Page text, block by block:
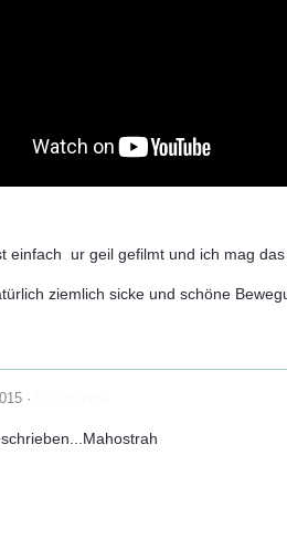
einfach ur geil gefilmt und ich mag
ziemlich sicke und schöne
·